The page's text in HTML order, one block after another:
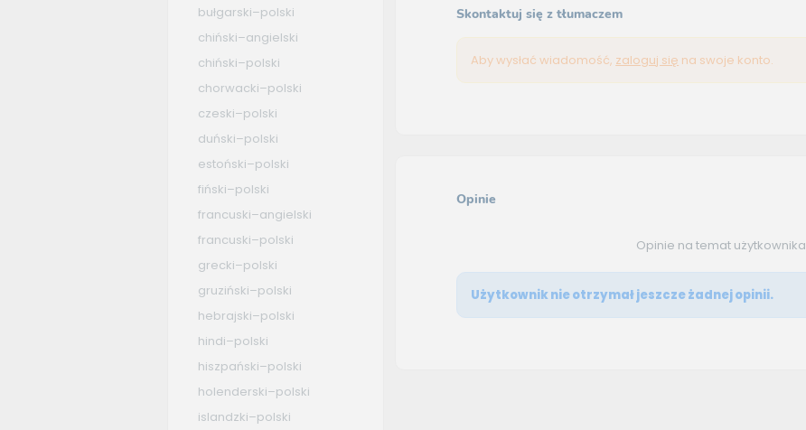
bułgarski–polski
chiński–angielski
chiński–polski
chorwacki–polski
czeski–polski
duński–polski
estoński–polski
fiński–polski
francuski–angielski
francuski–polski
grecki–polski
gruziński–polski
hebrajski–polski
hindi–polski
hiszpański–polski
holenderski–polski
islandzki–polski
Skontaktuj się z tłumaczem
Aby wysłać wiadomość, zaloguj się na swoje konto.
Opinie
Opinie na temat użytkownika
Użytkownik nie otrzymał jeszcze żadnej opinii.